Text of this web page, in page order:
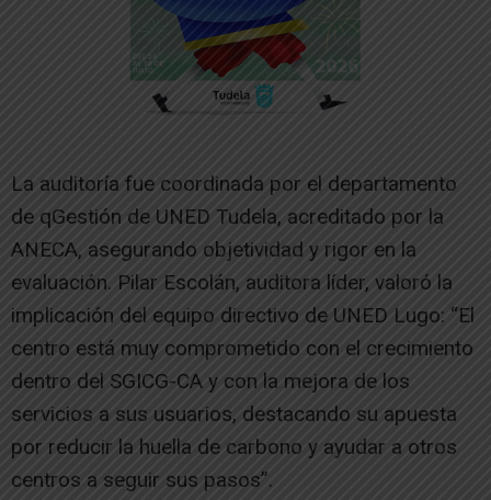
La auditoría fue coordinada por el departamento
de qGestión de UNED Tudela, acreditado por la
ANECA, asegurando objetividad y rigor en la
evaluación. Pilar Escolán, auditora líder, valoró la
implicación del equipo directivo de UNED Lugo: “El
centro está muy comprometido con el crecimiento
dentro del SGICG-CA y con la mejora de los
servicios a sus usuarios, destacando su apuesta
por reducir la huella de carbono y ayudar a otros
centros a seguir sus pasos”.